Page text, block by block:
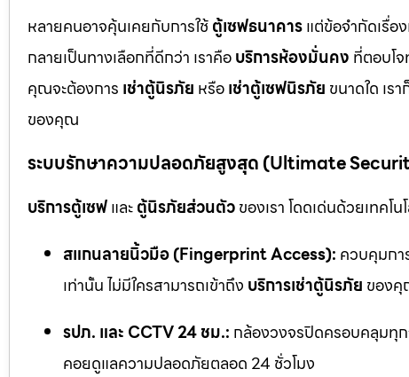
หลายคนอาจคุ้นเคยกับการใช้ตู้เซฟธนาคารแต่ข้อจำกัดเรื่อ
กลายเป็นทางเลือกที่ดีกว่า เราคือบริการห้องมั่นคง ที่ตอบโ
คุณจะต้องการ เช่าตู้นิรภัย หรือเช่าตู้เซฟนิรภัย ขนาดใด เร
ของคุณ
ระบบรักษาความปลอดภัยสูงสุด (Ultimate
บริการตู้เซฟและตู้นิรภัยส่วนตัวของเรา โดดเด่นด้วยเทคโ
สแกนลายนิ้วมือ (Fingerprint Access): ควบคุมก
เท่านั้น ไม่มีใครสามารถเข้าถึง บริการเช่าตู้นิรภัย ของ
รปภ. และ CCTV 24 ชม.: กล้องวงจรปิดครอบคลุมทุ
คอยดูแลความปลอดภัยตลอด 24 ชั่วโมง